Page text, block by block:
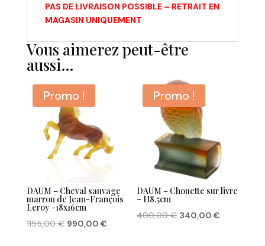
PAS DE LIVRAISON POSSIBLE – RETRAIT EN
MAGASIN UNIQUEMENT
Vous aimerez peut-être
aussi…
Promo !
DAUM – Cheval sauvage
marron de Jean-François
Leroy -18x16cm
1155,00€ Le
990,00 €Le
Promo !
DAUM – Chouette sur livre
– H8.5cm
400,00€ Le
340,00€